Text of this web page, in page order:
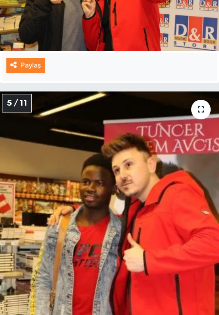
Paylaş
5 / 11